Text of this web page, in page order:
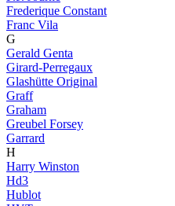
Frederique Constant
Franc Vila
G
Gerald Genta
Girard-Perregaux
Glashütte Original
Graff
Graham
Greubel Forsey
Garrard
H
Harry Winston
Hd3
Hublot